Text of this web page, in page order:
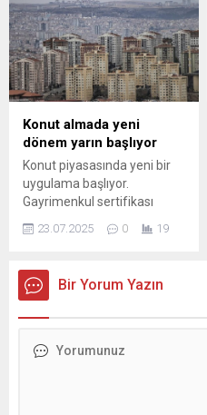
dairenin ikinci kişiye de
devredildiğini öğrendi.
Abonelik işlemlerini
yaptırmasına rağmen, tapu
devri süreçlerinde sürekli
oyalandığını ve durumun
şüpheli olduğunu fark etti.
Mağdur, tüketici
mahkemesine başvurarak
dairenin gerçek alıcısı
olduğunu, yüklenici ile
emlakçı...
Konut almada yeni
dönem yarın başlıyor
Konut piyasasında yeni bir
uygulama başlıyor.
Gayrimenkul sertifikası
modeliyle vatandaşlar,
küçük birikimlerle konut
yapabilecek.
23.07.2025 0 19
Bir Yorum Yazın